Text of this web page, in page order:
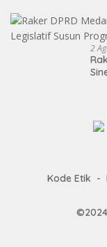
2
Kode Etik